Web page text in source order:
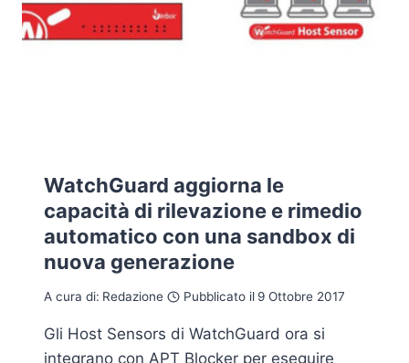
WatchGuard aggiorna le
capacità di rilevazione e rimedio
automatico con una sandbox di
nuova generazione
A cura di: Redazione Pubblicato il 9 Ottobre 2017
Gli Host Sensors di WatchGuard ora si
integrano con APT Blocker per eseguire